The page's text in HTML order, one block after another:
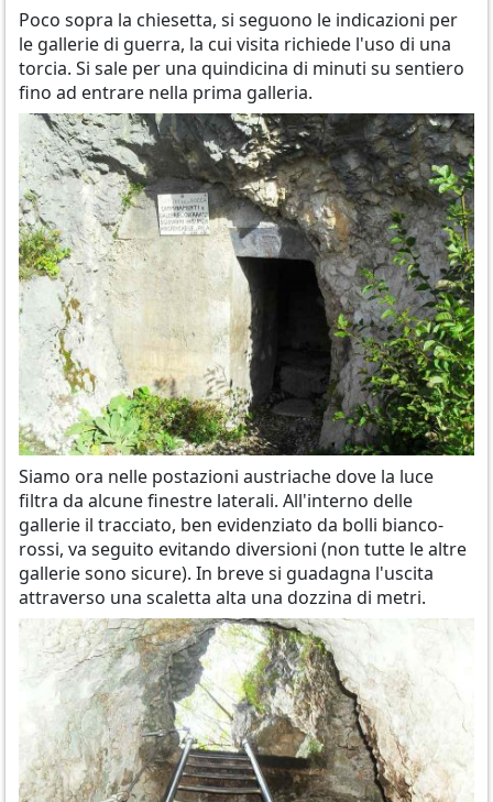
Poco sopra la chiesetta, si seguono le indicazioni per
le gallerie di guerra, la cui visita richiede l'uso di una
torcia. Si sale per una quindicina di minuti su sentiero
fino ad entrare nella prima galleria.
Siamo ora nelle postazioni austriache dove la luce
filtra da alcune finestre laterali. All'interno delle
gallerie il tracciato, ben evidenziato da bolli bianco-
rossi, va seguito evitando diversioni (non tutte le altre
gallerie sono sicure). In breve si guadagna l'uscita
attraverso una scaletta alta una dozzina di metri.